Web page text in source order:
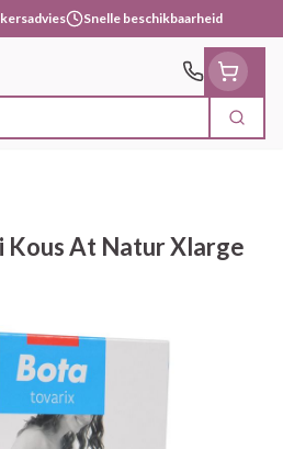
Snelle beschikbaarheid
Zoek
Kous At Natur Xlarge